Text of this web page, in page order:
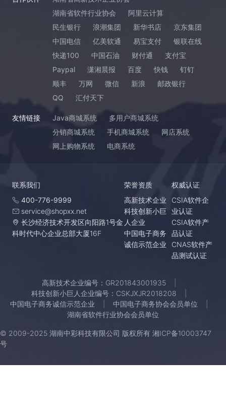
湖南省软件行业协会
阿里云计算
民生银行
浪潮集团 新华书店
京东集团
中国电信
亿美软通 易宝支付
银联在线
快递100
中国石油 财付通
支付宝
Paypal
潇湘晨报 百度 快钱
钉钉
顺丰
万网 微信 新浪
邮政银行
QQ
汇付天下
友情链接 Java商城系统
多用户商城系统
分销商城系统
手机商城系统
网店系统
网上购物系统
电商系统
联系我们
400-776-9999
service@shopxx.net
长沙经济技术开发区向阳路1号金
科时代中心企业总部大厦16F
荣誉资质
高新技术企业
科技创新小巨
人企业
中国电子商务
诚信示范企业
权威认证
CSIA软件企
业认证
CSIA软件产
品认证
CNAS软件产
品测试认证
高新技术企业编号：GR201843001935
科技创新小巨人企业编号：CSKJXJR2018208
中国电子商务诚信示范企业
中国电子商务协会会员单位
湖南省软件行业协会会员单位
© 2009-2025 湖南中彩科技有限公司 版权所有 湘ICP备10003747
号